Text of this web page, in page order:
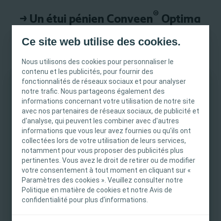
Ce site web utilise des cookies.
Nous utilisons des cookies pour personnaliser le
contenu et les publicités, pour fournir des
fonctionnalités de réseaux sociaux et pour analyser
notre trafic. Nous partageons également des
informations concernant votre utilisation de notre site
avec nos partenaires de réseaux sociaux, de publicité et
d'analyse, qui peuvent les combiner avec d'autres
informations que vous leur avez fournies ou qu'ils ont
collectées lors de votre utilisation de leurs services,
notamment pour vous proposer des publicités plus
pertinentes. Vous avez le droit de retirer ou de modifier
votre consentement à tout moment en cliquant sur «
Paramètres des cookies ». Veuillez consulter notre
Politique en matière de cookies et notre Avis de
confidentialité pour plus d'informations.
INFORMATION IMPORTANTE
Ce site est destiné uniquement aux
professionnels de santé français tels que définis
dans le Code de la santé publique français. Le
contenu du site est destiné à l’information et
l’éducation et peut ne pas être adapté à toutes
les juridictions. Coloplast ne fournit pas de
conseils médicaux. Le professionnel de santé est
seul responsable du choix du traitement pour les
→ Un étui pénien Conveen® Optima
simple à mettre en place...
...grâce à sa double languette de
déroulement.
Conveen®Optima est un étui pénien de
dernière génération qui dirige les urines du
méat urinaire vers la poche de recueil
discrètement fixée sur la cuisse ou sur la
jambe.
Afin de s’adapter à chaque morphologie et à
chaque degré de sévérité d’incontinence de
vos patients, nous proposons un